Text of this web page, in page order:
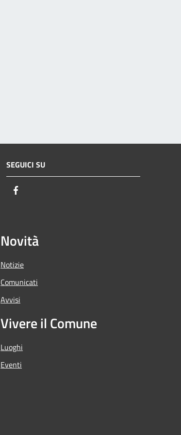
SEGUICI SU
Novità
Notizie
Comunicati
Avvisi
Vivere il Comune
Luoghi
Eventi